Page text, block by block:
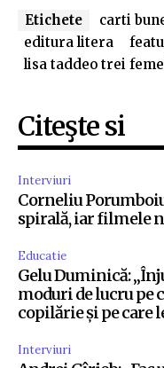
Etichete carti
editura litera
lisa taddeo trei
Citeşte si
Interviuri
Corneliu
spirală, iar filmele
Educatie
Gelu Duminică:
moduri de lucru pe
copilărie și pe care
Interviuri